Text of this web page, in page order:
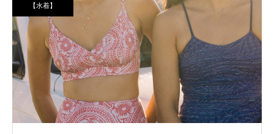
【水着】